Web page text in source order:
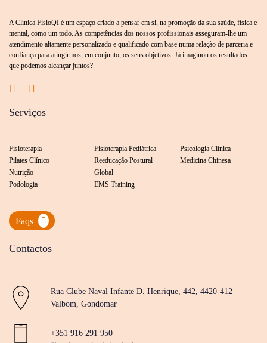
A Clínica FisioQI é um espaço criado a pensar em si, na promoção da sua saúde, física e
mental, como um todo. As competências dos nossos profissionais asseguram-lhe um
atendimento altamente personalizado e qualificado com base numa relação de parceria e
confiança para atingirmos, em conjunto, os seus objetivos. Já imaginou os resultados
que podemos alcançar juntos?
Serviços
Fisioterapia
Pilates Clínico
Nutrição
Podologia
Fisioterapia Pediátrica
Reeducação Postural
Global
EMS Training
Psicologia Clínica
Medicina Chinesa
Faqs
Contactos
Rua Clube Naval Infante D. Henrique, 442, 4420-412
Valbom, Gondomar
+351 916 291 950